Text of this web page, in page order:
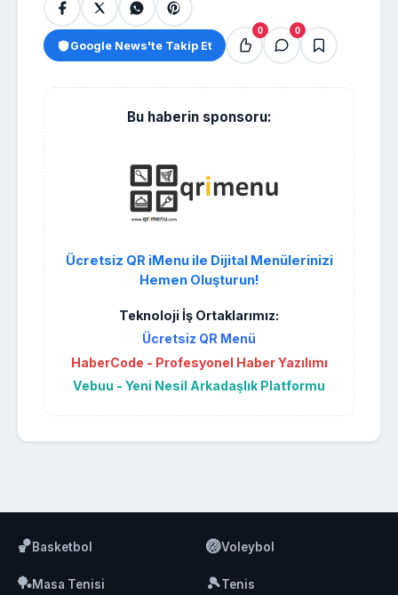
Google News'te Takip Et
0 0
Bu haberin sponsoru:
Ücretsiz QR iMenu ile Dijital Menülerinizi
Hemen Oluşturun!
Teknoloji İş Ortaklarımız:
Ücretsiz QR Menü
HaberCode - Profesyonel Haber Yazılımı
Vebuu - Yeni Nesil Arkadaşlık Platformu
🏀Basketbol 🏐Voleybol
🏓Masa Tenisi 🎾Tenis